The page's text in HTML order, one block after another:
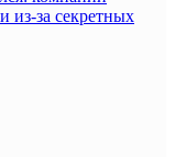
из-за секретных